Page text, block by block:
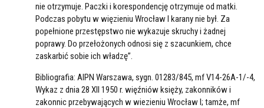
nie otrzymuje. Paczki i korespondencję otrzymuje od matki.
Podczas pobytu w więzieniu Wrocław I karany nie był. Za
popełnione przestępstwo nie wykazuje skruchy i żadnej
poprawy. Do przełożonych odnosi się z szacunkiem, chce
zaskarbić sobie ich władzę”.
Bibliografia: AIPN Warszawa, sygn. 01283/845, mf V14-26A-1/-4,
Wykaz z dnia 28 XII 1950 r. więźniów księży, zakonników i
zakonnic przebywających w wiezieniu Wrocław I; tamże, mf